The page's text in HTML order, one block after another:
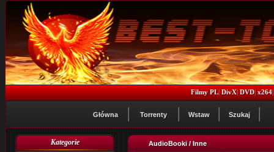
Filmy PL|DivX|DVD|x264
Główna Torrenty Wstaw Szukaj
Kategorie AudioBooki / Inne